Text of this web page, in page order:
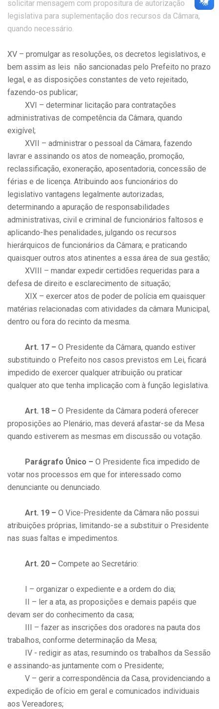
solicitar mensagem com propositura de autorização
legislativa para suplementação dos recursos da Câmara,
quando necessário.
XV – promulgar as resoluções, os decretos legislativos, e
bem assim as leis não sancionadas pelo Prefeito no prazo
legal, e as disposições constantes de veto rejeitado,
fazendo-os publicar;
XVI – determinar licitação para contratações
administrativas de competência da Câmara, quando
exigível;
XVII – administrar o pessoal da Câmara, fazendo
lavrar e assinando os atos de nomeação, promoção,
reclassificação, exoneração, aposentadoria, concessão de
férias e de licença. Atribuindo aos funcionários do
legislativo vantagens legalmente autorizadas,
determinando a apuração de responsabilidades
administrativas, civil e criminal de funcionários faltosos e
aplicando-lhes penalidades, julgando os recursos
hierárquicos de funcionários da Câmara; e praticando
quaisquer outros atos atinentes a essa área de sua gestão;
XVIII – mandar expedir certidões requeridas para a
defesa de direito e esclarecimento de situação;
XIX – exercer atos de poder de polícia em quaisquer
matérias relacionadas com atividades da câmara Municipal,
dentro ou fora do recinto da mesma.
Art. 17 – O Presidente da Câmara, quando estiver
substituindo o Prefeito nos casos previstos em Lei, ficará
impedido de exercer qualquer atribuição ou praticar
qualquer ato que tenha implicação com à função legislativa.
Art. 18 – O Presidente da Câmara poderá oferecer
proposições ao Plenário, mas deverá afastar-se da Mesa
quando estiverem as mesmas em discussão ou votação.
Parágrafo Único – O Presidente fica impedido de
votar nos processos em que for interessado como
denunciante ou denunciado.
Art. 19 – O Vice-Presidente da Câmara não possui
atribuições próprias, limitando-se a substituir o Presidente
nas suas faltas e impedimentos.
Art. 20 – Compete ao Secretário:
I – organizar o expediente e a ordem do dia;
II – ler a ata, as proposições e demais papéis que
devam ser do conhecimento da casa;
III – fazer as inscrições dos oradores na pauta dos
trabalhos, conforme determinação da Mesa;
IV - redigir as atas, resumindo os trabalhos da Sessão
e assinando-as juntamente com o Presidente;
V – gerir a correspondência da Casa, providenciando a
expedição de ofício em geral e comunicados individuais
aos Vereadores;